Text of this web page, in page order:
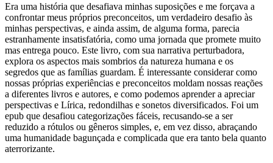
Era uma história que desafiava minhas suposições e me forçava a
confrontar meus próprios preconceitos, um verdadeiro desafio às
minhas perspectivas, e ainda assim, de alguma forma, parecia
estranhamente insatisfatória, como uma jornada que promete muito
mas entrega pouco. Este livro, com sua narrativa perturbadora,
explora os aspectos mais sombrios da natureza humana e os
segredos que as famílias guardam. É interessante considerar como
nossas próprias experiências e preconceitos moldam nossas reações
a diferentes livros e autores, e como podemos aprender a apreciar
perspectivas e Lírica, redondilhas e sonetos diversificados. Foi um
epub que desafiou categorizações fáceis, recusando-se a ser
reduzido a rótulos ou gêneros simples, e, em vez disso, abraçando
uma humanidade bagunçada e complicada que era tanto bela quanto
aterrorizante.